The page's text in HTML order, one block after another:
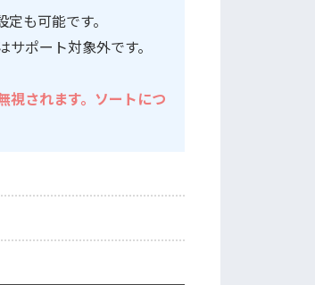
も可能です。
ポート対象外です。
視されます。ソートにつ